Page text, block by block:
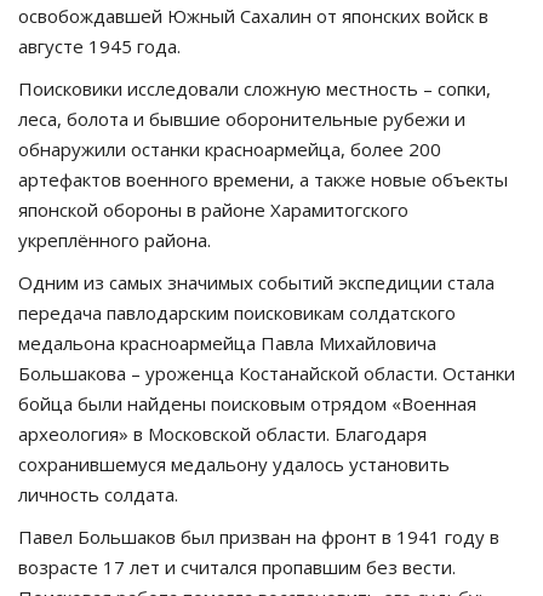
освобождавшей Южный Сахалин от японских войск в
августе 1945 года.
Поисковики исследовали сложную местность – сопки,
леса, болота и бывшие оборонительные рубежи и
обнаружили останки красноармейца, более 200
артефактов военного времени, а также новые объекты
японской обороны в районе Харамитогского
укреплённого района.
Одним из самых значимых событий экспедиции стала
передача павлодарским поисковикам солдатского
медальона красноармейца Павла Михайловича
Большакова – уроженца Костанайской области. Останки
бойца были найдены поисковым отрядом «Военная
археология» в Московской области. Благодаря
сохранившемуся медальону удалось установить
личность солдата.
Павел Большаков был призван на фронт в 1941 году в
возрасте 17 лет и считался пропавшим без вести.